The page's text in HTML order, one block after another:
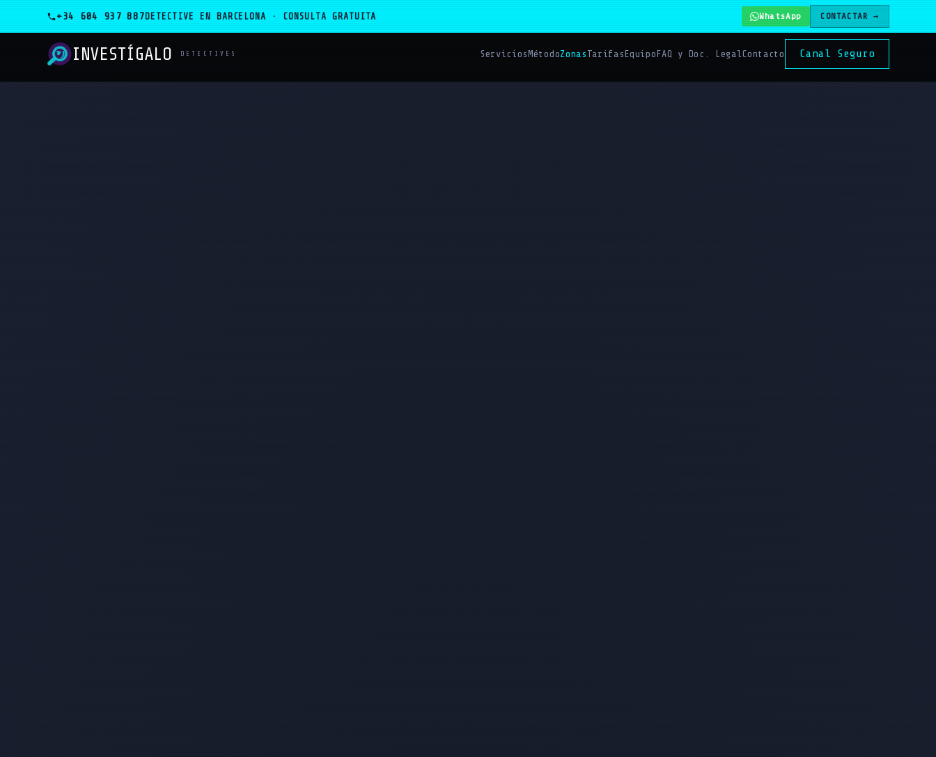
+34 604 937 887 DETECTIVE EN BARCELONA · CONSULTA GRATUITA WhatsApp CONTACTAR →
INVESTÍGALO DETECTIVES Servicios MétodoZonas Tarifas Equipo FAQ y Doc. LegalContacto Canal Seguro